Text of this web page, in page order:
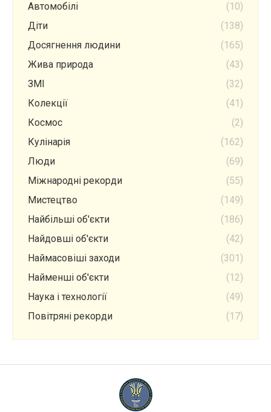
Автомобілі
(10)
Діти
(138)
Досягнення людини
(165)
Жива природа
(43)
ЗМІ
(32)
Колекції
(41)
Космос
(2)
Кулінарія
(162)
Люди
(69)
Міжнародні рекорди
(55)
Мистецтво
(149)
Найбільші об'єкти
(186)
Найдовші об'єкти
(42)
Наймасовіші заходи
(301)
Найменші об'єкти
(12)
Наука і технології
(49)
Повітряні рекорди
(17)